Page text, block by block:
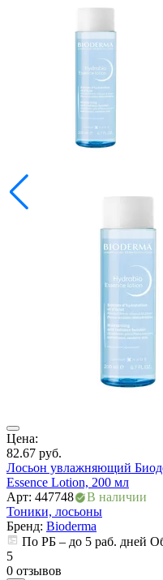
Цена:
82.67 руб.
Лосьон увлажняющий
Essence Lotion, 200 мл
Арт: 447748
В наличии
Тоники, лосьоны
Бренд: Bioderma
По РБ – до 5 раб. дней
5
0 отзывов